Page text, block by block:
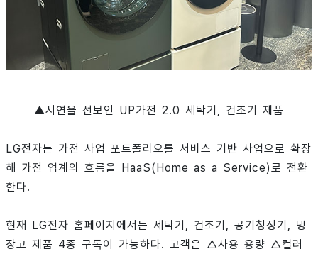
▲시연을 선보인 UP가전 2.0 세탁기, 건조기 제품
LG전자는 가전 사업 포트폴리오를 서비스 기반 사업으로 확장
해 가전 업계의 흐름을 HaaS(Home as a Service)로 전환
한다.
현재 LG전자 홈페이지에서는 세탁기, 건조기, 공기청정기, 냉
장고 제품 4종 구독이 가능하다. 고객은 △사용 용량 △컬러